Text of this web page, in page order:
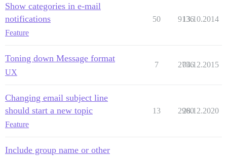
Show categories in e-mail
notifications
Feature
50 9136
13.10.2014
Toning down Message format
UX
7 2756
04.12.2015
Changing email subject line
should start a new topic
Feature
13 2960
28.12.2020
Include group name or other